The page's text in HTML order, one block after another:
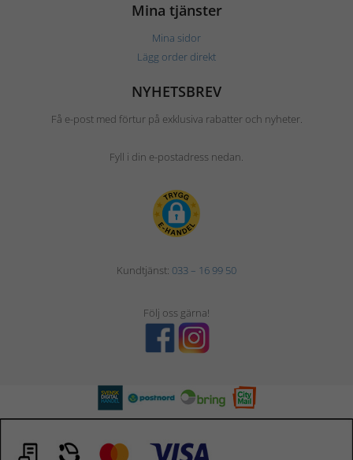
Mina tjänster
Mina sidor
Lägg order direkt
NYHETSBREV
Få e-post med förtur på exklusiva rabatter och nyheter.
Fyll i din e-postadress nedan.
Kundtjänst: 033 – 16 99 50
Följ oss gärna!